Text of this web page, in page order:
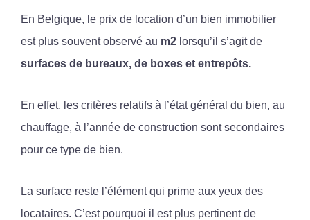
En Belgique, le prix de location d’un bien immobilier
est plus souvent observé au m2 lorsqu’il s’agit de
surfaces de bureaux, de boxes et entrepôts.
En effet, les critères relatifs à l’état général du bien, au
chauffage, à l’année de construction sont secondaires
pour ce type de bien.
La surface reste l’élément qui prime aux yeux des
locataires. C’est pourquoi il est plus pertinent de